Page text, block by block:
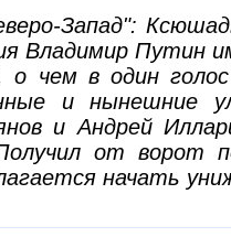
Запад":
Владимир Путин
чем в один голос
и нынешние
и Андрей
от ворот
начать